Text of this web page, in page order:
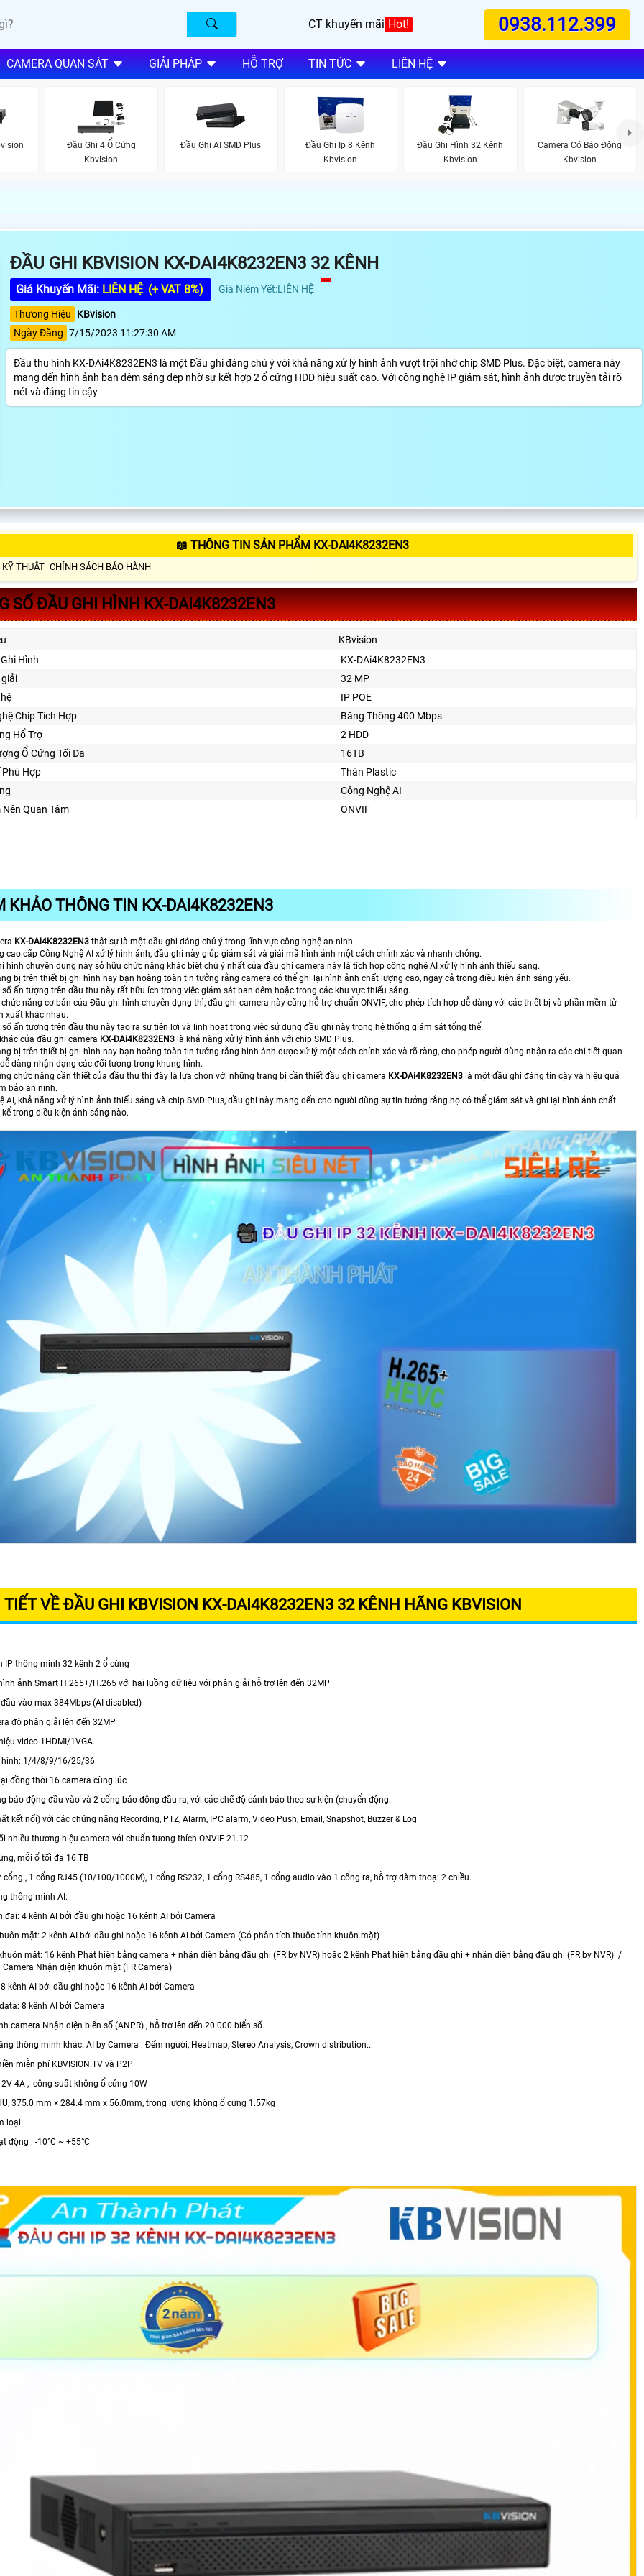
CT khuyến mãi Hot! 0938.112.399
CAMERA QUAN SÁT GIẢI PHÁP HỖ TRỢ TIN TỨC LIÊN HỆ
Đầu Ghi 4 Ổ Cứng
Kbvision
Đầu Ghi AI SMD Plus
Đầu Ghi Ip 8 Kênh
Kbvision
Đầu Ghi Hình 32 Kênh
Kbvision
Camera Có Báo Động
Kbvision
ĐẦU GHI KBVISION KX-DAI4K8232EN3 32 KÊNH
Giá Khuyến Mãi: LIÊN HỆ (+ VAT 8%) Giá Niêm Yết:LIÊN HỆ
Thương Hiệu
KBvision
Ngày Đăng 7/15/2023 11:27:30 AM
Đầu thu hình KX-DAi4K8232EN3 là một Đầu ghi đáng chú ý với khả năng xử lý hình ảnh vượt trội nhờ chip SMD Plus. Đặc biệt, camera này
mang đến hình ảnh ban đêm sáng đẹp nhờ sự kết hợp 2 ổ cứng HDD hiệu suất cao. Với công nghệ IP giám sát, hình ảnh được truyền tải rõ
nét và đáng tin cậy
📖 THÔNG TIN SẢN PHẨM KX-DAI4K8232EN3
THUẬT CHÍNH SÁCH BẢO HÀNH
SỐ ĐẦU GHI HÌNH KX-DAI4K8232EN3
KBvision
Hình
KX-DAi4K8232EN3
32 MP
IP POE
Chip Tích Hợp
Băng Thông 400 Mbps
Hổ Trợ
2 HDD
Ổ Cứng Tối Đa
16TB
Hợp
Thân Plastic
Công Nghệ AI
Quan Tâm
ONVIF
KHẢO THÔNG TIN KX-DAI4K8232EN3
KX-DAi4K8232EN3 thật sự là một đầu ghi đáng chú ý trong lĩnh vực công nghệ an ninh.
cao cấp Công Nghệ AI xử lý hình ảnh, đầu ghi này giúp giám sát và giải mã hình ảnh một cách chính xác và nhanh chóng.
hình chuyên dụng này sở hữu chức năng khác biệt chú ý nhất của đầu ghi camera này là tích hợp công nghệ AI xử lý hình ảnh thiếu sáng.
bị trên thiết bị ghi hình nay bạn hoàng toàn tin tưởng rằng camera có thể ghi lại hình ảnh chất lượng cao, ngay cả trong điều kiện ánh sáng yếu.
ấn tượng trên đầu thu này rất hữu ích trong việc giám sát ban đêm hoặc trong các khu vực thiếu sáng.
năng cơ bản của Đầu ghi hình chuyên dụng thì, đầu ghi camera này cũng hỗ trợ chuẩn ONVIF, cho phép tích hợp dễ dàng với các thiết bị và phần mềm từ
xuất khác nhau.
ấn tượng trên đầu thu này tạo ra sự tiện lợi và linh hoạt trong việc sử dụng đầu ghi này trong hệ thống giám sát tổng thể.
của đầu ghi camera KX-DAi4K8232EN3 là khả năng xử lý hình ảnh với chip SMD Plus.
bị trên thiết bị ghi hình nay bạn hoàng toàn tin tưởng rằng hình ảnh được xử lý một cách chính xác và rõ ràng, cho phép người dùng nhận ra các chi tiết quan
dàng nhận dạng các đối tượng trong khung hình.
chức năng cần thiết của đầu thu thì đây là lựa chọn với những trang bị cần thiết đầu ghi camera KX-DAi4K8232EN3 là một đầu ghi đáng tin cậy và hiệu quả
bảo an ninh.
AI, khả năng xử lý hình ảnh thiếu sáng và chip SMD Plus, đầu ghi này mang đến cho người dùng sự tin tưởng rằng họ có thể giám sát và ghi lại hình ảnh chất
trong điều kiện ánh sáng nào.
TIẾT VỀ ĐẦU GHI KBVISION KX-DAI4K8232EN3 32 KÊNH HÃNG KBVISION
IP thông minh 32 kênh 2 ổ cứng
ảnh Smart H.265+/H.265 với hai luồng dữ liệu với phân giải hỗ trợ lên đến 32MP
vào max 384Mbps (AI disabled)
độ phân giải lên đến 32MP
video 1HDMI/1VGA.
hình: 1/4/8/9/16/25/36
đồng thời 16 camera cùng lúc
báo động đầu vào và 2 cổng báo động đầu ra, với các chế độ cảnh báo theo sự kiện (chuyển động.
kết nối) với các chứng năng Recording, PTZ, Alarm, IPC alarm, Video Push, Email, Snapshot, Buzzer & Log
nhiều thương hiệu camera với chuẩn tương thích ONVIF 21.12
mỗi ổ tối đa 16 TB
cổng , 1 cổng RJ45 (10/100/1000M), 1 cổng RS232, 1 cổng RS485, 1 cổng audio vào 1 cổng ra, hỗ trợ đàm thoại 2 chiều.
thông minh AI:
đai: 4 kênh AI bởi đầu ghi hoặc 16 kênh AI bởi Camera
mặt: 2 kênh AI bởi đầu ghi hoặc 16 kênh AI bởi Camera (Có phân tích thuộc tính khuôn mặt)
mặt: 16 kênh Phát hiện bằng camera + nhận diện bằng đầu ghi (FR by NVR) hoặc 2 kênh Phát hiện bằng đầu ghi + nhận diện bằng đầu ghi (FR by NVR) /
Camera Nhận diện khuôn mặt (FR Camera)
8 kênh AI bởi đầu ghi hoặc 16 kênh AI bởi Camera
8 kênh AI bởi Camera
camera Nhận diện biển số (ANPR) , hỗ trợ lên đến 20.000 biển số.
thông minh khác: AI by Camera : Đếm người, Heatmap, Stereo Analysis, Crown distribution...
miễn phí KBVISION.TV và P2P
4A , công suất không ổ cứng 10W
375.0 mm × 284.4 mm x 56.0mm, trọng lượng không ổ cứng 1.57kg
loại
động : -10°C ~ +55°C